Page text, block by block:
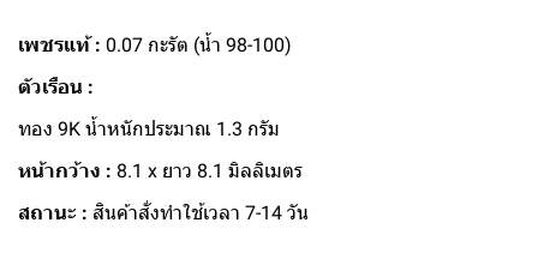
เพชรแท้ : 0.07 กะรัต (น้ำ 98-100)
ตัวเรือน :
ทอง 9K น้ำหนักประมาณ 1.3 กรัม
หน้ากว้าง : 8.1 x ยาว 8.1 มิลลิเมตร
สถานะ : สินค้าสั่งทำใช้เวลา 7-14 วัน